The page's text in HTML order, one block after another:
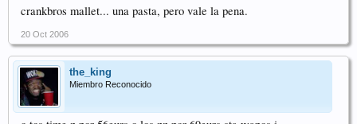
crankbros mallet... una pasta, pero vale la pena.
20 Oct 2006
the_king
Miembro Reconocido